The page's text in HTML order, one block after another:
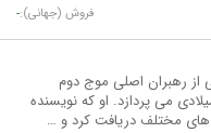
فروش (جهانی):-
از رهبران اصلی موج دوم
می پردازد. او که نویسنده
های مختلف دریافت کرد و …